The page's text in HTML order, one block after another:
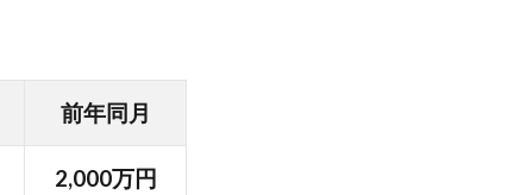
前年同月
2,000万円